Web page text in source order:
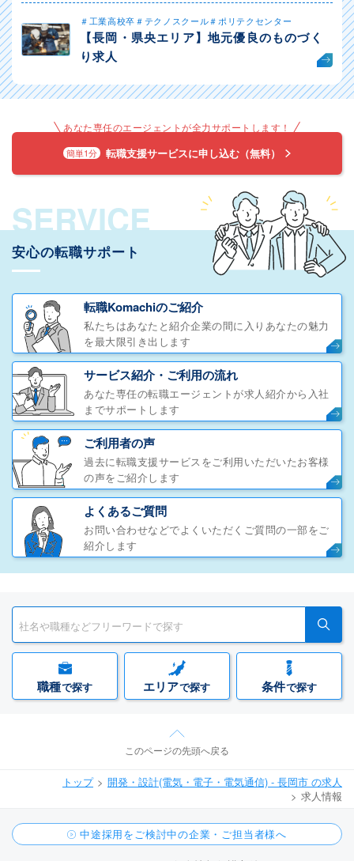
＃工業高校卒＃テクノスクール＃ポリテクセンター
【長岡・県央エリア】地元優良のものづく
り求人
あなた専任のエージェントが全力サポートします！
簡単1分 転職支援サービスに申し込む（無料）
SERVICE
安心の転職サポート
転職Komachiのご紹介
私たちはあなたと紹介企業の間に入りあなたの魅力
を最大限引き出します
サービス紹介・ご利用の流れ
あなた専任の転職エージェントが求人紹介から入社
までサポートします
ご利用者の声
過去に転職支援サービスをご利用いただいたお客様
の声をご紹介します
よくあるご質問
お問い合わせなどでよくいただくご質問の一部をご
紹介します
職種で探す エリアで探す 条件で探す
このページの先頭へ戻る
トップ
開発・設計(電気・電子・電気通信) - 長岡市 の求人
求人情報
中途採用をご検討中の企業・ご担当者様へ